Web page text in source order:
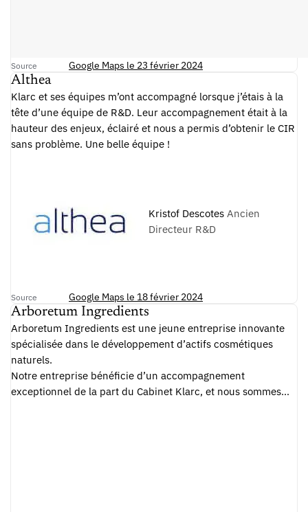
Source Google Maps le 23 février 2024
Althea
Klarc et ses équipes m’ont accompagné lorsque j’étais à la
tête d’une équipe de R&D. Leur accompagnement était à la
hauteur des enjeux, éclairé et nous a permis d’obtenir le CIR
sans problème. Une belle équipe !
Kristof Descotes Ancien
Directeur R&D
Source Google Maps le 18 février 2024
Arboretum Ingredients
Arboretum Ingredients est une jeune entreprise innovante
spécialisée dans le développement d’actifs cosmétiques
naturels.
Notre entreprise bénéficie d’un accompagnement
exceptionnel de la part du Cabinet Klarc, et nous sommes